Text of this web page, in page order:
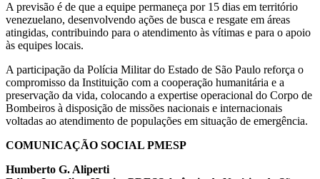
A previsão é de que a equipe permaneça por 15 dias em território
venezuelano, desenvolvendo ações de busca e resgate em áreas
atingidas, contribuindo para o atendimento às vítimas e para o apoio
às equipes locais.
A participação da Polícia Militar do Estado de São Paulo reforça o
compromisso da Instituição com a cooperação humanitária e a
preservação da vida, colocando a expertise operacional do Corpo de
Bombeiros à disposição de missões nacionais e internacionais
voltadas ao atendimento de populações em situação de emergência.
COMUNICAÇÃO SOCIAL PMESP
Humberto G. Aliperti